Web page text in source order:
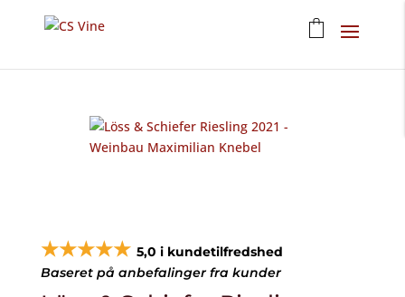
★★★★★ 5,0 i kundetilfredshed
Baseret på anbefalinger fra kunder